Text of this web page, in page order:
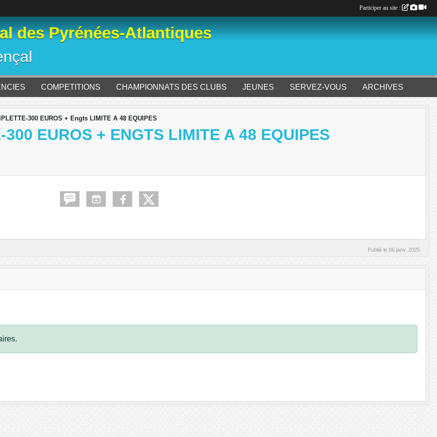
des Pyrénées-Atlantiques
COMPETITIONS CHAMPIONNATS DES CLUBS JEUNES SERVEZ-VOUS ARCHIVES
300 EUROS + Engts LIMITE A 48 EQUIPES
EUROS + ENGTS LIMITE A 48 EQUIPES
Publié le 06 janv. 2025
Participer au site :